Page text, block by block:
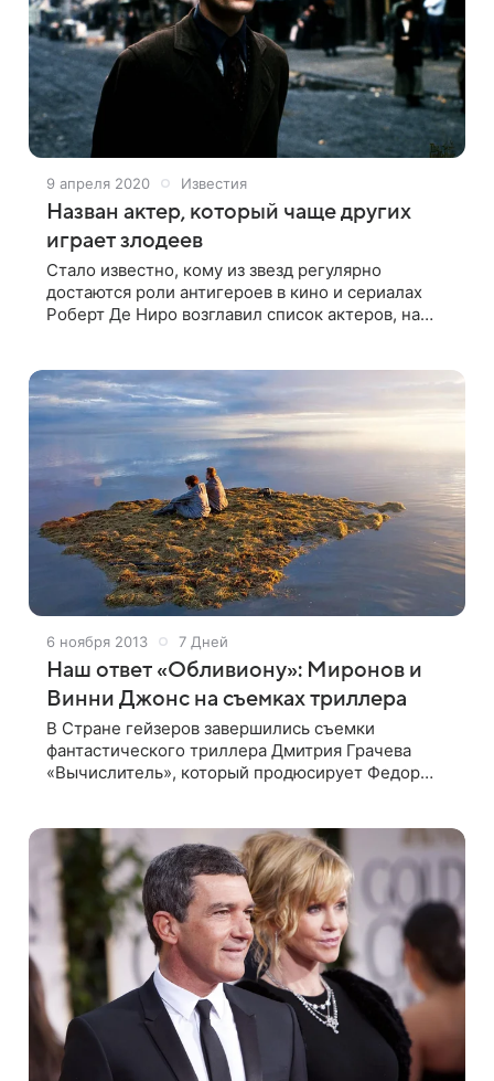
9 апреля 2020 Известия
Назван актер, который чаще других
играет злодеев
Стало известно, кому из звезд регулярно
достаются роли антигероев в кино и сериалах
Роберт Де Ниро возглавил список актеров, на
6 ноября 2013 7 Дней
Наш ответ «Обливиону»: Миронов и
Винни Джонс на съемках триллера
В Стране гейзеров завершились съемки
фантастического триллера Дмитрия Грачева
«Вычислитель», который продюсирует Федор
пожирающие людей,